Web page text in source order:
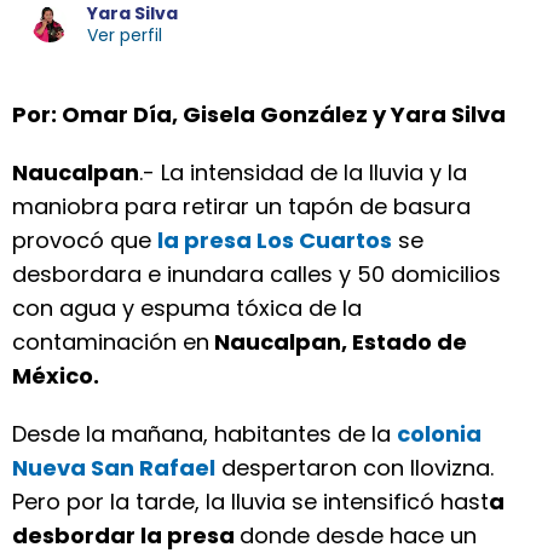
Yara Silva
Ver perfil
Por: Omar Día, Gisela González y Yara Silva
Naucalpan.- La intensidad de la lluvia y la
maniobra para retirar un tapón de basura
provocó que la presa Los Cuartos se
desbordara e inundara calles y 50 domicilios
con agua y espuma tóxica de la
contaminación en Naucalpan, Estado de
México.
Desde la mañana, habitantes de la colonia
Nueva San Rafael despertaron con llovizna.
Pero por la tarde, la lluvia se intensificó hasta
desbordar la presa donde desde hace un